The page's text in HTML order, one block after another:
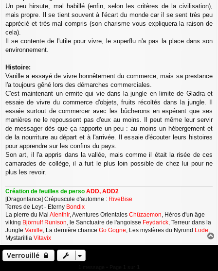
Un peu hirsute, mal habillé (enfin, selon les critères de la civilisation),
mais propre. Il se tient souvent à l'écart du monde car il se sent très peu
apprécié et très mal compris (son charisme vous expliquera la raison de
cela).
Il se contente de l'utile pour vivre, le superflu n'a pas la place dans son
environnement.
Histoire:
Vanille a essayé de vivre honnêtement du commerce, mais sa prestance
l'a toujours gêné lors des démarches commerciales.
C'est maintenant un ermite qui vie dans la jungle en limite de Gladra et
essaie de vivre du commerce d'objets, fruits récoltés dans la jungle. Il
essaie surtout de commercer avec les bûcherons en espérant que ses
manières ne le repoussent pas d'eux au moins. Il peut même leur servir
de messager dès que ça rapporte un peu : au moins un hébergement et
de la nourriture au départ et à l'arrivée. Il essaie d'écouter leurs histoires
pour apprendre sur les confins du pays.
Son art, il l'a appris dans la vallée, mais comme il était la risée de ces
camarades de collège, il a fuit le plus loin possible de chez lui pour ne
plus les revoir.
Création de feuilles de perso ADD, ADD2
[Dragonlance] Crépuscule d'automne : RiveBise
Terres de Leyt - Eterny Bondix
La pierre du Mal Alenthir, Aventures Orientales Chûzaemon, Héros d'un âge
viking Björnulf Runison, le Sanctuaire de l'angoisse Feydarick, Terreur dans la
Jungle Vanille, La dernière chance Go Gogne, Les mystères du Nyrond Lode,
Mystarillia Vitavix
a
Verrouillé